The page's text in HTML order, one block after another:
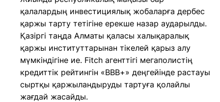
қалалардың инвестициялық жобаларға дербес
қаржы тарту тетігіне ерекше назар аударылды.
Қазіргі таңда Алматы қаласы халықаралық
қаржы институттарынан тікелей қарыз алу
мүмкіндігіне ие. Fitch агенттігі мегаполистің
кредиттік рейтингін «BBB+» деңгейінде растауы
сыртқы қаржыландыруды тартуға қолайлы
жағдай жасайды.